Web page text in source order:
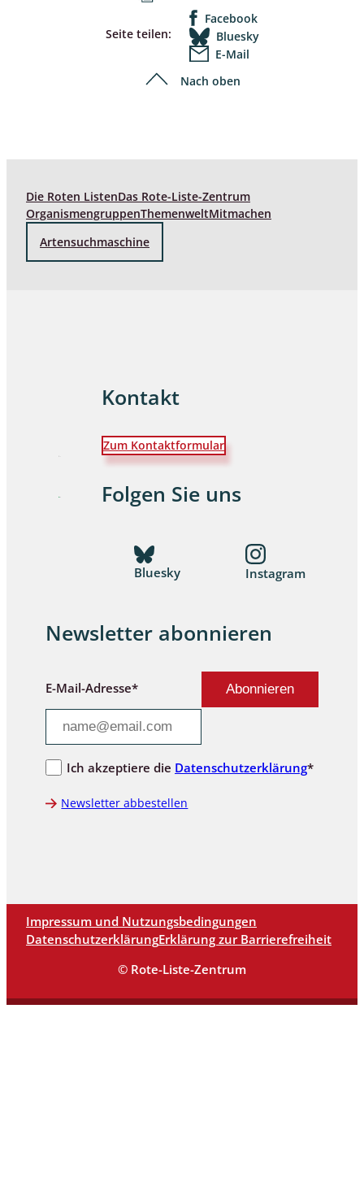
Seite teilen:
Facebook
Bluesky
E-Mail
Nach oben
Die Roten ListenDas Rote-Liste-Zentrum
OrganismengruppenThemenweltMitmachen
Artensuchmaschine
Kontakt
Zum Kontaktformular
Folgen Sie uns
Bluesky Instagram
Newsletter abonnieren
E-Mail-Adresse*
Ich akzeptiere die Datenschutzerklärung*
Newsletter abbestellen
Impressum und Nutzungsbedingungen
DatenschutzerklärungErklärung zur Barrierefreiheit
© Rote-Liste-Zentrum